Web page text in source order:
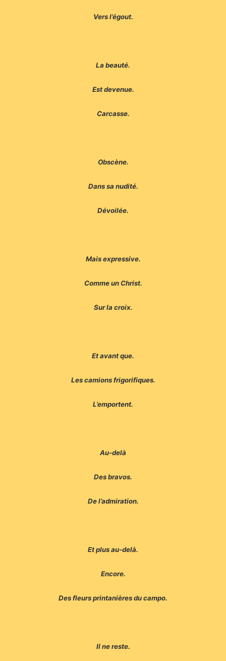
Vers l’égout.
La beauté.
Est devenue.
Carcasse.
Obscène.
Dans sa nudité.
Dévoilée.
Mais expressive.
Comme un Christ.
Sur la croix.
Et avant que.
Les camions frigorifiques.
L’emportent.
Au-delà
Des bravos.
De l’admiration.
Et plus au-delà.
Encore.
Des fleurs printanières du campo.
Il ne reste.